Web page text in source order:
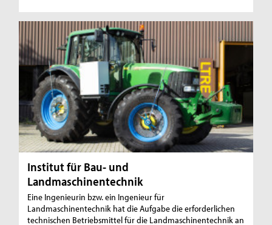
Institut für Bau- und
Landmaschinentechnik
Eine Ingenieurin bzw. ein Ingenieur für
Landmaschinentechnik hat die Aufgabe die erforderlichen
technischen Betriebsmittel für die Landmaschinentechnik an